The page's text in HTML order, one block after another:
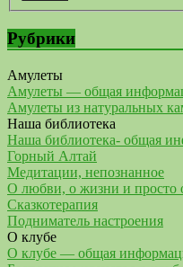
Рубрики
Амулеты
Амулеты — общая
Амулеты из натуральных
Наша библиотека
Наша библиотека- общая
Горный Алтай
Медитации, непознанное
О любви, о жизни и просто
Сказкотерапия
Подниматель настроения
О клубе
О клубе — общая